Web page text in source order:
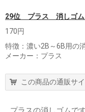
29位 プラス 消しゴ
170円
特徴：濃い2B～6B用の
メーカー：プラス
この商品の通販サ